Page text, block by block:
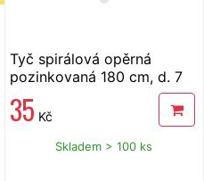
Tyč spirálová opěrná
pozinkovaná 180 cm, d. 7
35 Kč
Skladem > 100 ks